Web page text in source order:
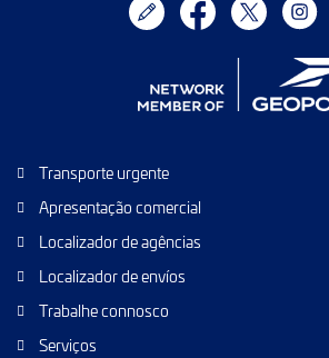
Transporte urgente
Apresentação comercial
Localizador de agências
Localizador de envíos
Trabalhe connosco
Serviços